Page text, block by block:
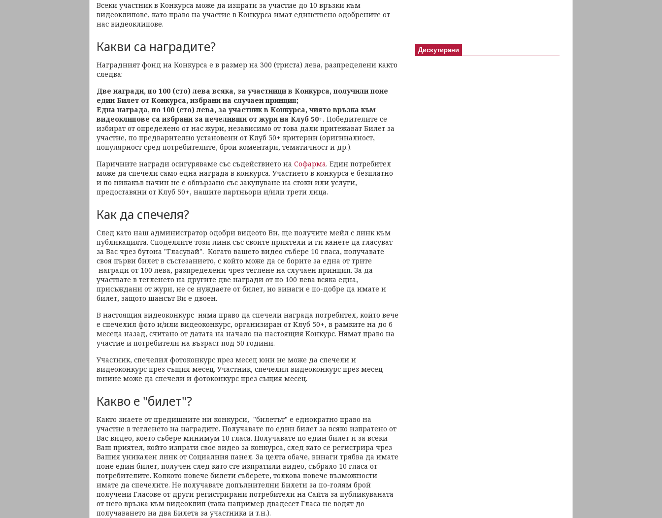
Всеки участник в Конкурса може да изпрати за участие до 10 връзки към
видеоклипове, като право на участие в Конкурса имат единствено одобрените от
нас видеоклипове.
Какви са наградите?
Наградният фонд на Конкурса е в размер на 300 (триста) лева, разпределени както
следва:
Две награди, по 100 (сто) лева всяка, за участници в Конкурса, получили поне
един Билет от Конкурса, избрани на случаен принцип;
Една награда, по 100 (сто) лева, за участник в Конкурса, чиято връзка към
видеоклипове са избрани за печеливши от жури на Клуб 50+. Победителите се
избират от определено от нас жури, независимо от това дали притежават Билет за
участие, по предварително установени от Клуб 50+ критерии (оригиналност,
популярност сред потребителите, брой коментари, тематичност и др.).
Паричните награди осигуряваме със съдействието на Софарма. Един потребител
може да спечели само една награда в конкурса. Участието в конкурса е безплатно
и по никакъв начин не е обвързано със закупуване на стоки или услуги,
предоставяни от Клуб 50+, нашите партньори и/или трети лица.
Как да спечеля?
След като наш администратор одобри видеото Ви, ще получите мейл с линк към
публикацията. Споделяйте този линк със своите приятели и ги канете да гласуват
за Вас чрез бутона "Гласувай". Когато вашето видео събере 10 гласа, получавате
своя първи билет в състезанието, с който може да се борите за една от трите
награди от 100 лева, разпределени чрез теглене на случаен принцип. За да
участвате в тегленето на другите две награди от по 100 лева всяка една,
присъждани от жури, не се нуждаете от билет, но винаги е по-добре да имате и
билет, защото шансът Ви е двоен.
В настоящия видеоконкурс няма право да спечели награда потребител, който вече
е спечелил фото и/или видеоконкурс, организиран от Клуб 50+, в рамките на до 6
месеца назад, считано от датата на начало на настоящия Конкурс. Нямат право на
участие и потребители на възраст под 50 години.
Участник, спечелил фотоконкурс през месец юни не може да спечели и
видеоконкурс през същия месец. Участник, спечелил видеоконкурс през месец
юнине може да спечели и фотоконкурс през същия месец.
Какво е "билет"?
Както знаете от предишните ни конкурси, "билетът" е еднократно право на
участие в тегленето на наградите. Получавате по един билет за всяко изпратено от
Вас видео, което събере минимум 10 гласа. Получавате по един билет и за всеки
Ваш приятел, който изпрати свое видео за конкурса, след като се регистрира чрез
Вашия уникален линк от Социалния панел. За целта обаче, винаги трябва да имате
поне един билет, получен след като сте изпратили видео, събрало 10 гласа от
потребителите. Колкото повече билети съберете, толкова повече възможности
имате да спечелите. Не получавате допълнителни Билети за по-голям брой
получени Гласове от други регистрирани потребители на Сайта за публикуваната
от него връзка към видеоклип (така например двадесет Гласа не водят до
получаването на два Билета за участника и т.н.).
Дискутирани